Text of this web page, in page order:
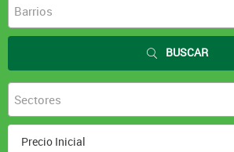
Barrios
BUSCAR
Sectores